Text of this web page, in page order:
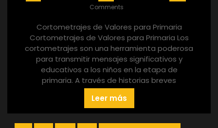
Comments
Cortometrajes de Valores para Primaria
Cortometrajes de Valores para Primaria Los
cortometrajes son una herramienta poderosa
para transmitir mensajes significativos y
educativos a los niños en la etapa de
primaria. A través de historias breves
Leer más